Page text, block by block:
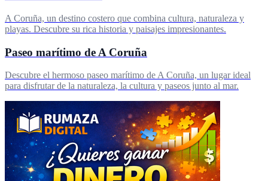
A Coruña, un destino costero que combina cultura, naturaleza y
playas. Descubre su rica historia y paisajes impresionantes.
Paseo marítimo de A Coruña
Descubre el hermoso paseo marítimo de A Coruña, un lugar ideal
para disfrutar de la naturaleza, la cultura y paseos junto al mar.